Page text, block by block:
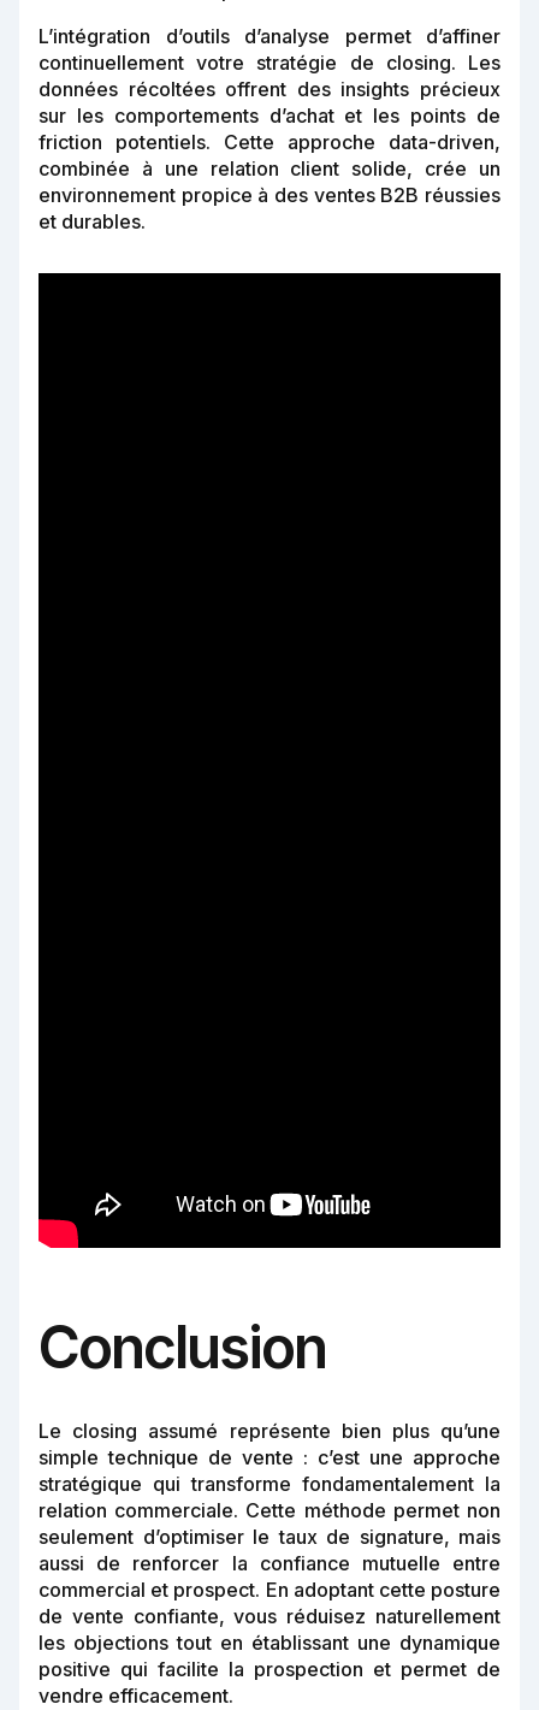
L’intégration d’outils d’analyse permet d’affiner
continuellement votre stratégie de closing. Les
données récoltées offrent des insights précieux
sur les comportements d’achat et les points de
friction potentiels. Cette approche data-driven,
combinée à une relation client solide, crée un
environnement propice à des ventes B2B réussies
et durables.
Conclusion
Le closing assumé représente bien plus qu’une
simple technique de vente : c’est une approche
stratégique qui transforme fondamentalement la
relation commerciale. Cette méthode permet non
seulement d’optimiser le taux de signature, mais
aussi de renforcer la confiance mutuelle entre
commercial et prospect. En adoptant cette posture
de vente confiante, vous réduisez naturellement
les objections tout en établissant une dynamique
positive qui facilite la prospection et permet de
vendre efficacement.